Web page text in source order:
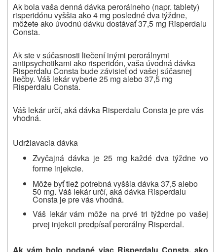
Ak bola vaša denná dávka perorálneho (napr. tablety)
risperidónu vyššia ako 4 mg posledné dva týždne,
môžete ako úvodnú dávku dostávať 37,5 mg Risperdalu
Consta.
Ak ste v súčasnosti liečení inými perorálnymi
antipsychotikami ako risperidón, vaša úvodná dávka
Risperdalu Consta bude závisieť od vašej súčasnej
liečby. Váš lekár vyberie 25 mg alebo 37,5 mg
Risperdalu Consta.
Váš lekár určí, aká dávka Risperdalu Consta je pre vás
vhodná.
Udržiavacia dávka
Zvyčajná dávka je 25 mg každé dva týždne vo
forme injekcie.
Môže byť tiež potrebná vyššia dávka 37,5 alebo
50 mg. Váš lekár určí, aká dávka Risperdalu
Consta je pre vás vhodná.
Váš lekár vám môže na prvé tri týždne po vašej
prvej injekcii predpísať perorálny Risperdal.